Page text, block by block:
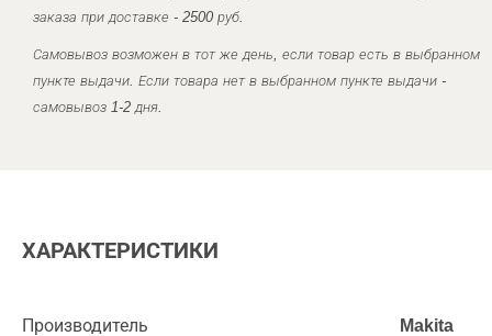
заказа при доставке - 2500 руб.
Самовывоз возможен в тот же день, если товар есть в выбранном
пункте выдачи. Если товара нет в выбранном пункте выдачи -
самовывоз 1-2 дня.
ХАРАКТЕРИСТИКИ
Производитель Makita